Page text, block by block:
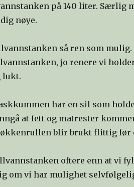
på 140 liter. Særlig
nøye.
så ren som mulig.
jo renere vi
lukt.
har en sil som
at fett og matrester
blir brukt flittig før
oftere enn at vi
om vi har mulighet